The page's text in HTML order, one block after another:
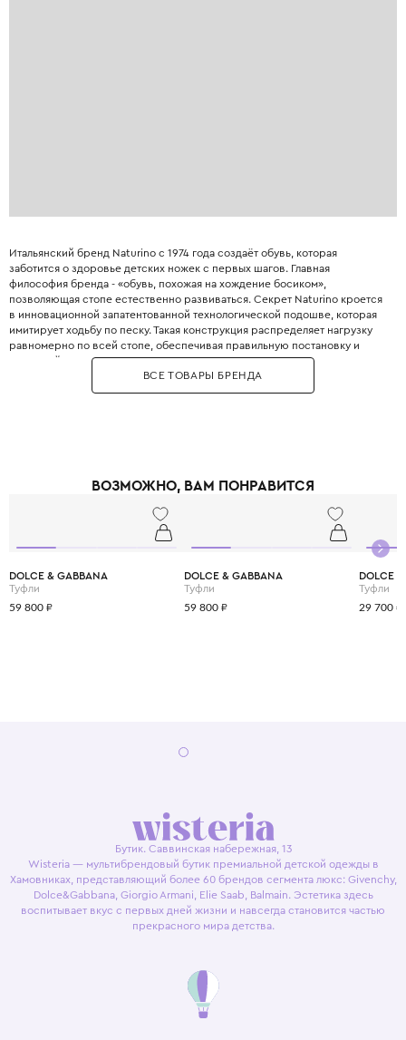
Итальянский бренд Naturino с 1974 года создаёт обувь, которая
заботится о здоровье детских ножек с первых шагов. Главная
философия бренда - «обувь, похожая на хождение босиком»,
позволяющая стопе естественно развиваться. Секрет Naturino кроется
в инновационной запатентованной технологической подошве, которая
имитирует ходьбу по песку. Такая конструкция распределяет нагрузку
равномерно по всей стопе, обеспечивая правильную постановку и
здоровый рост. Внутренняя анатомическая стелька выполнена из
дышащей натуральной кожи и обладает антибактериальными
свойствами. Задник обуви достаточно жёсткий для фиксации пяточки, но
Бренд предлагает элегантные туфли, стильные кроссовки, сапоги и
дарите своему ребёнку свободу активных игр без вреда для здоровья,
ведь качественная обувь - это фундамент правильного развития опорно-
двигательного аппарата.
ВСЕ ТОВАРЫ БРЕНДА
ВОЗМОЖНО, ВАМ ПОНРАВИТСЯ
DOLCE & GABBANA
Туфли
59 800 ₽
DOLCE & GABBANA
Туфли
59 800 ₽
DOLCE
Туфли
29 700 ₽
Бутик. Саввинская набережная, 13
Wisteria — мультибрендовый бутик премиальной детской одежды в
Хамовниках, представляющий более 60 брендов сегмента люкс: Givenchy,
Dolce&Gabbana, Giorgio Armani, Elie Saab, Balmain. Эстетика здесь
воспитывает вкус с первых дней жизни и навсегда становится частью
прекрасного мира детства.